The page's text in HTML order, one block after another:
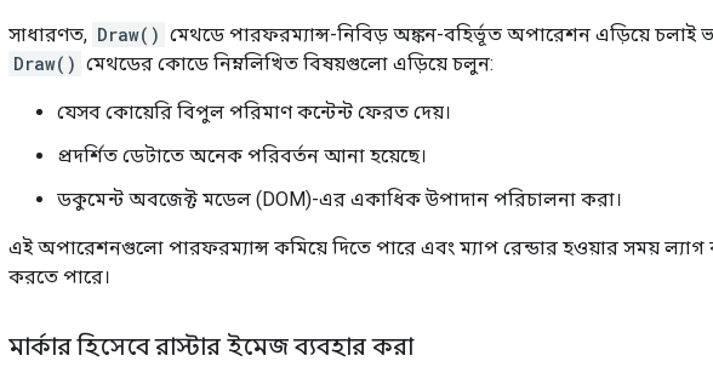
সাধারণত, Draw() মেথডে পারফরম্যান্স-নিবিড় অঙ্কন-বহির্ভূত অপারেশন এড়িয়ে
Draw() মেথডের কোডে নিম্নলিখিত বিষয়গুলো এড়িয়ে চলুন:
যেসব কোয়েরি বিপুল পরিমাণ কন্টেন্ট ফেরত দেয়।
প্রদর্শিত ডেটাতে অনেক পরিবর্তন আনা হয়েছে।
ডকুমেন্ট অবজেক্ট মডেল (DOM)-এর একাধিক উপাদান পরিচালনা করা।
এই অপারেশনগুলো পারফরম্যান্স কমিয়ে দিতে পারে এবং ম্যাপ রেন্ডার হওয়ার সময় ল্যাগ
করতে পারে।
মার্কার হিসেবে রাস্টার ইমেজ ব্যবহার করা